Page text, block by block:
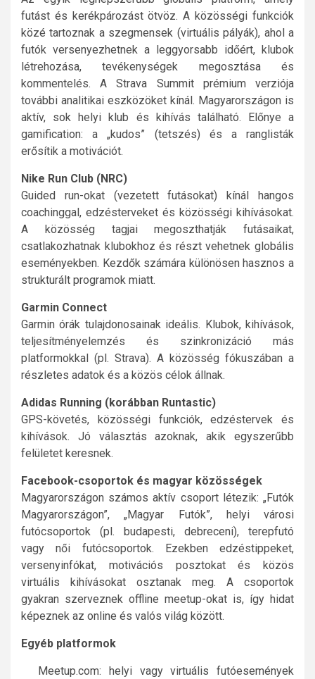
futást és kerékpározást ötvöz. A közösségi funkciók
közé tartoznak a szegmensek (virtuális pályák), ahol a
futók versenyezhetnek a leggyorsabb időért, klubok
létrehozása, tevékenységek megosztása és
kommentelés. A Strava Summit prémium verziója
további analitikai eszközöket kínál. Magyarországon is
aktív, sok helyi klub és kihívás található. Előnye a
gamification: a „kudos” (tetszés) és a ranglisták
erősítik a motivációt.
Nike Run Club (NRC)
Guided run-okat (vezetett futásokat) kínál hangos
coachinggal, edzésterveket és közösségi kihívásokat.
A közösség tagjai megoszthatják futásaikat,
csatlakozhatnak klubokhoz és részt vehetnek globális
eseményekben. Kezdők számára különösen hasznos a
strukturált programok miatt.
Garmin Connect
Garmin órák tulajdonosainak ideális. Klubok, kihívások,
teljesítményelemzés és szinkronizáció más
platformokkal (pl. Strava). A közösség fókuszában a
részletes adatok és a közös célok állnak.
Adidas Running (korábban Runtastic)
GPS-követés, közösségi funkciók, edzéstervek és
kihívások. Jó választás azoknak, akik egyszerűbb
felületet keresnek.
Facebook-csoportok és magyar közösségek
Magyarországon számos aktív csoport létezik: „Futók
Magyarországon”, „Magyar Futók”, helyi városi
futócsoportok (pl. budapesti, debreceni), terepfutó
vagy női futócsoportok. Ezekben edzéstippeket,
versenyinfókat, motivációs posztokat és közös
virtuális kihívásokat osztanak meg. A csoportok
gyakran szerveznek offline meetup-okat is, így hidat
képeznek az online és valós világ között.
Egyéb platformok
Meetup.com: helyi vagy virtuális futóesemények